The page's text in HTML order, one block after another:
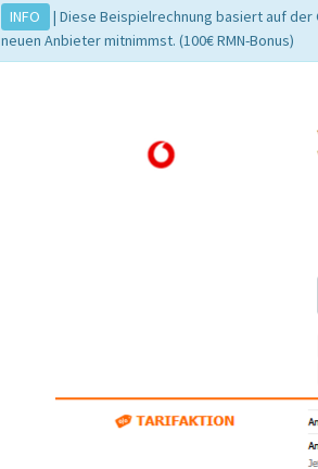
INFO
| Diese Beispielrechnung basiert auf
neuen Anbieter mitnimmst. (100€ RMN-Bonus)